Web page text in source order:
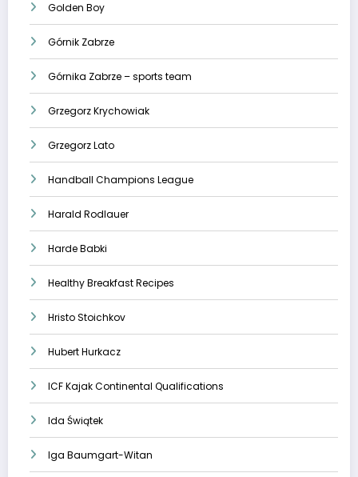
Golden Boy
Górnik Zabrze
Górnika Zabrze – sports team
Grzegorz Krychowiak
Grzegorz Lato
Handball Champions League
Harald Rodlauer
Harde Babki
Healthy Breakfast Recipes
Hristo Stoichkov
Hubert Hurkacz
ICF Kajak Continental Qualifications
Ida Świątek
Iga Baumgart-Witan